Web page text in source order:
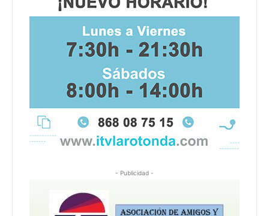
- Publicidad -